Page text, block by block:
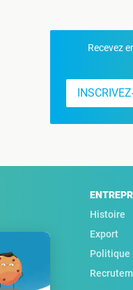
Recevez
Histoire
Export
Politique